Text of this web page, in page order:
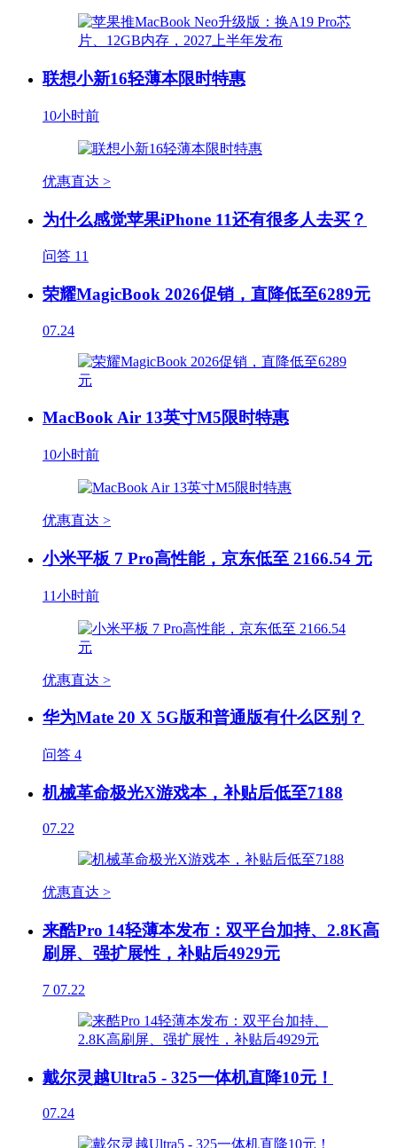
联想小新16轻薄本限时特惠
10小时前
优惠直达 >
为什么感觉苹果iPhone 11还有很多人去买？
问答 11
荣耀MagicBook 2026促销，直降低至6289元
07.24
MacBook Air 13英寸M5限时特惠
10小时前
优惠直达 >
小米平板 7 Pro高性能，京东低至 2166.54 元
11小时前
优惠直达 >
华为Mate 20 X 5G版和普通版有什么区别？
问答 4
机械革命极光X游戏本，补贴后低至7188
07.22
优惠直达 >
来酷Pro 14轻薄本发布：双平台加持、2.8K高
刷屏、强扩展性，补贴后4929元
7 07.22
戴尔灵越Ultra5 - 325一体机直降10元！
07.24